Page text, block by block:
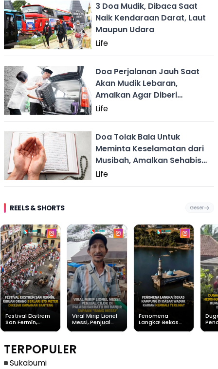
3 Doa Mudik, Dibaca Saat
Naik Kendaraan Darat, Laut
Maupun Udara
Life
Doa Perjalanan Jauh Saat
Akan Mudik Lebaran,
Amalkan Agar Diberi
Keselamatan
Life
Doa Tolak Bala Untuk
Meminta Keselamatan dari
Musibah, Amalkan Sehabis
Sholat!
Life
REELS & SHORTS Geser
Festival Ekstrem
San Fermín,
Banteng
Viral Mirip Lionel
Messi, Penjual
"Bang Messi"
Fenomena
Langka! Bekas
TERPOPULER
Sukabumi